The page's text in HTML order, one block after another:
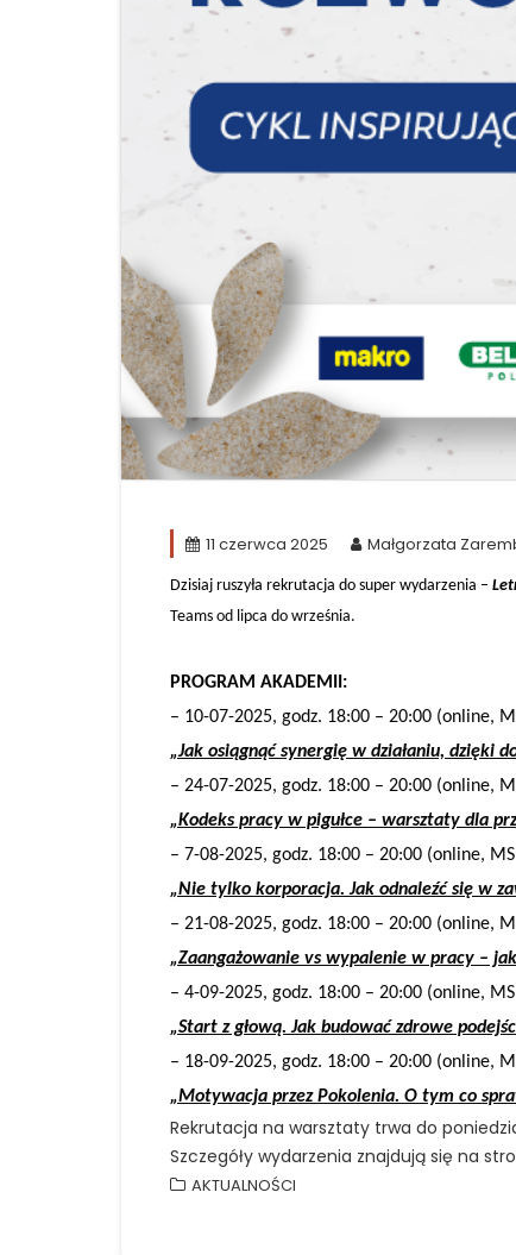
11 czerwca 2025 Małgorzata
Dzisiaj ruszyła rekrutacja do super wydarzenia –
Teams od lipca do września.
PROGRAM AKADEMII:
– 10-07-2025, godz. 18:00 – 20:00 (online,
„Jak osiągnąć synergię w działaniu, dzięki
– 24-07-2025, godz. 18:00 – 20:00 (online,
„Kodeks pracy w pigułce – warsztaty dla
– 7-08-2025, godz. 18:00 – 20:00 (online,
„Nie tylko korporacja. Jak odnaleźć się w
– 21-08-2025, godz. 18:00 – 20:00 (online,
„Zaangażowanie vs wypalenie w pracy –
– 4-09-2025, godz. 18:00 – 20:00 (online,
„Start z głową. Jak budować zdrowe
– 18-09-2025, godz. 18:00 – 20:00 (online,
„Motywacja przez Pokolenia. O tym co
Rekrutacja na warsztaty trwa do
Szczegóły wydarzenia znajdują się na
AKTUALNOŚCI